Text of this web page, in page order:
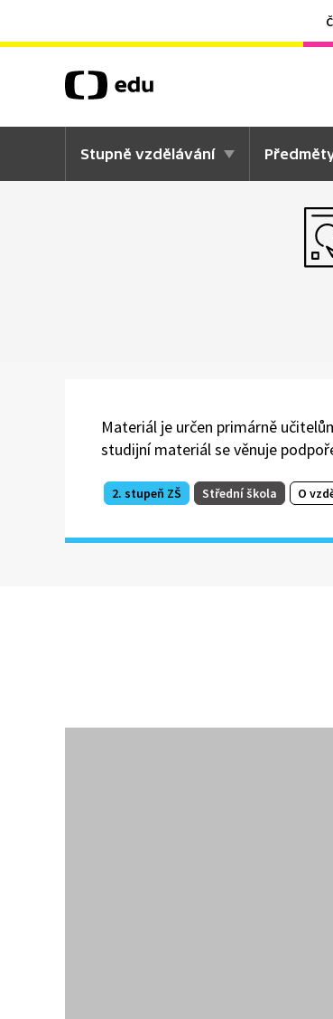
Stupně vzdělávání
Materiál je určen primárně
studijní materiál se věnuje
2. stupeň ZŠ Střední škola O